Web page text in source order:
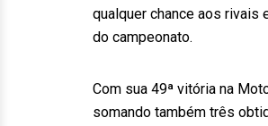
qualquer chance aos rivais
do campeonato.
Com sua 49ª vitória na
somando também três